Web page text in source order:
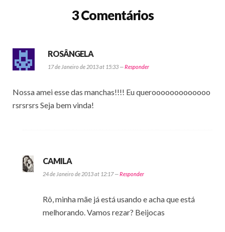
3 Comentários
ROSÂNGELA
17 de Janeiro de 2013 at 15:33 —Responder
Nossa amei esse das manchas!!!! Eu querooooooooooooo
rsrsrsrs Seja bem vinda!
CAMILA
24 de Janeiro de 2013 at 12:17 —Responder
Rô, minha mãe já está usando e acha que está
melhorando. Vamos rezar? Beijocas